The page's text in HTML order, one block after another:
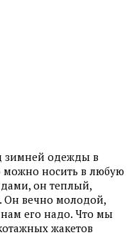
зимней одежды в
можно носить в любую
он теплый,
Он вечно молодой,
его надо. Что мы
жакетов